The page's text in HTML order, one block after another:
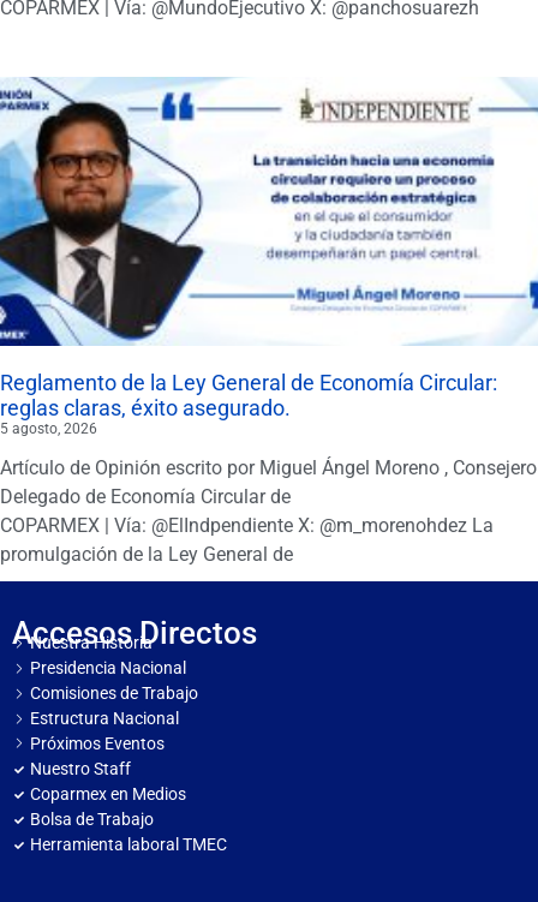
COPARMEX | Vía: @MundoEjecutivo X: @panchosuarezh
Reglamento de la Ley General de Economía Circular:
reglas claras, éxito asegurado.
5 agosto, 2026
Artículo de Opinión escrito por Miguel Ángel Moreno , Consejero
Delegado de Economía Circular de
COPARMEX | Vía: @ElIndpendiente X: @m_morenohdez La
promulgación de la Ley General de
Accesos Directos
Nuestra Historia
Presidencia Nacional
Comisiones de Trabajo
Estructura Nacional
Próximos Eventos
Nuestro Staff
Coparmex en Medios
Bolsa de Trabajo
Herramienta laboral TMEC